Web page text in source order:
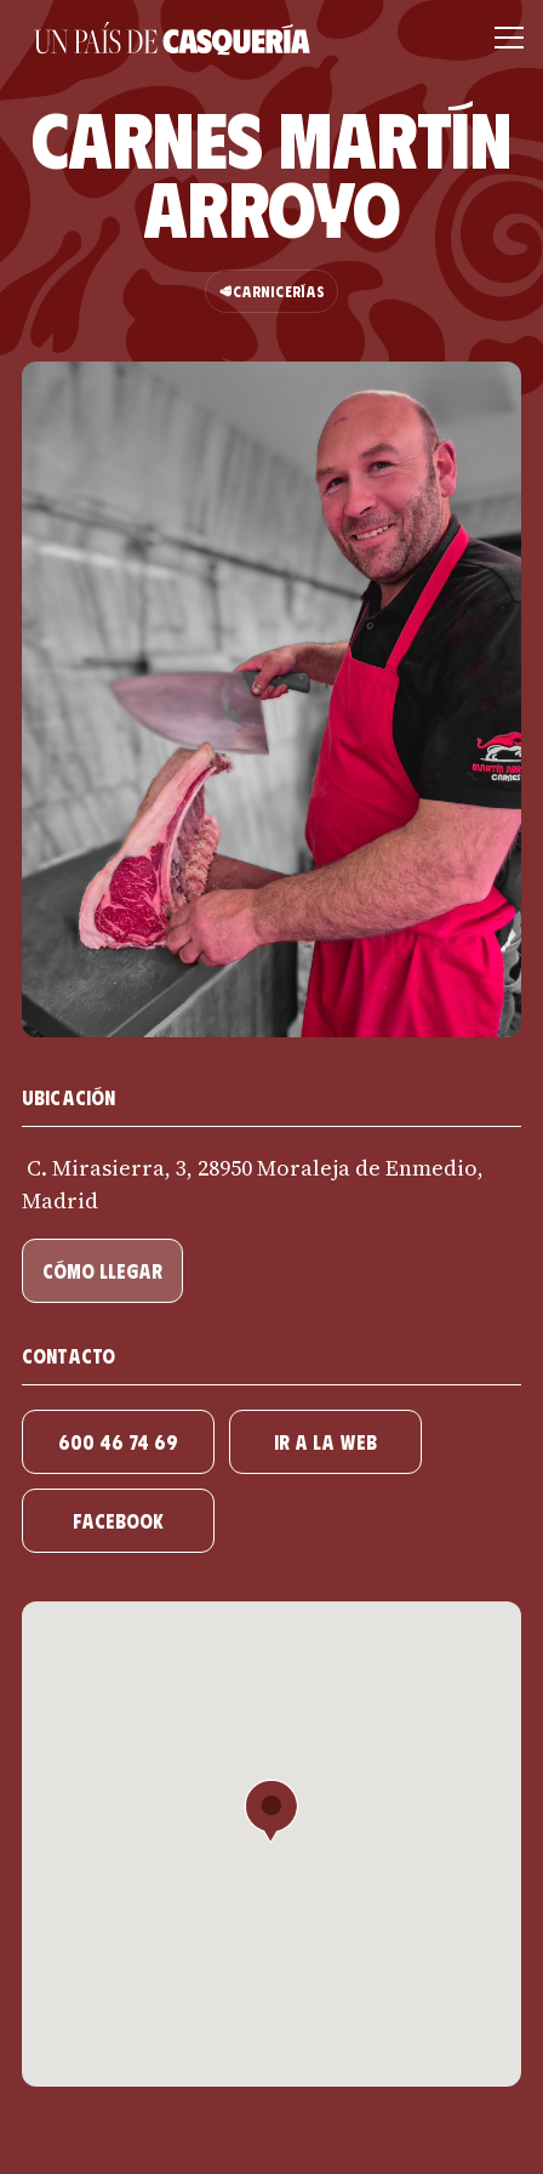
Carnes Martín
Arroyo
🥩CARNICERÍAS
Ubicación
C. Mirasierra, 3, 28950 Moraleja de Enmedio,
Madrid
cómo llegar
Contacto
600 46 74 69 IR A LA WEB
Facebook